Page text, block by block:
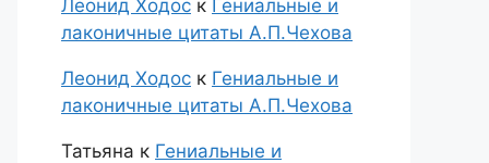
Леонид Ходос к Гениальные и
лаконичные цитаты А.П.Чехова
Леонид Ходос к Гениальные и
лаконичные цитаты А.П.Чехова
Татьяна к Гениальные и